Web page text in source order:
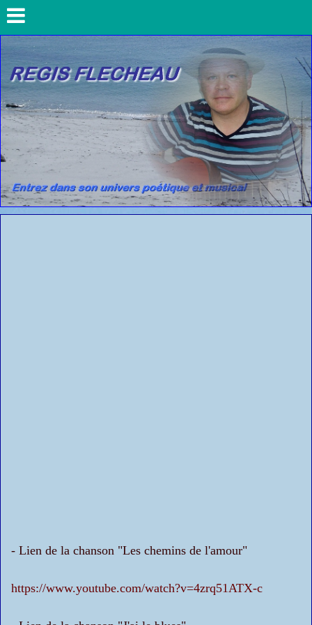
- Lien de la chanson "Les chemins de l'amour"
https://www.youtube.com/watch?v=4zrq51ATX-c